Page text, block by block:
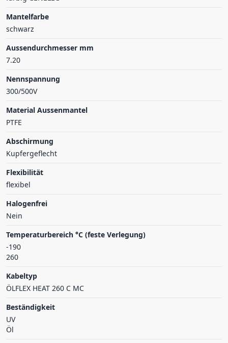
Mantelfarbe
schwarz
Aussendurchmesser mm
7.20
Nennspannung
300/500V
Material Aussenmantel
PTFE
Abschirmung
Kupfergeflecht
Flexibilität
flexibel
Halogenfrei
Nein
Temperaturbereich °C (feste Verlegung)
-190
260
Kabeltyp
ÖLFLEX HEAT 260 C MC
Beständigkeit
UV
Öl